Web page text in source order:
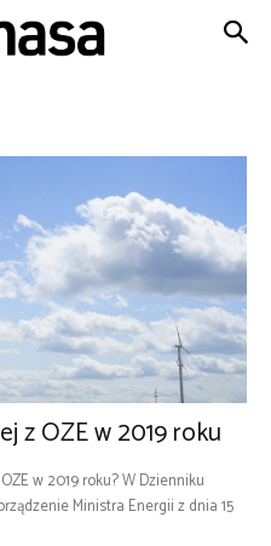
z OZE w 2019 roku
w 2019 roku? W Dzienniku
Ministra Energii z dnia 15